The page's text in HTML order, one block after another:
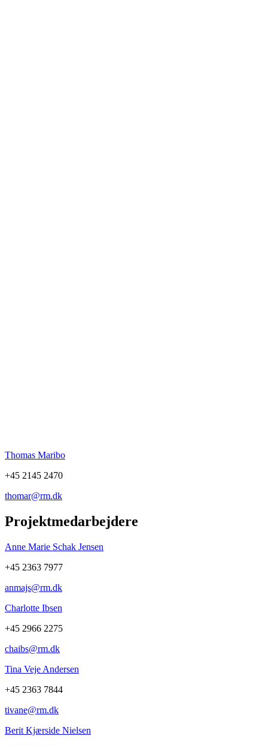
Thomas Maribo
+45 2145 2470
thomar@rm.dk
Projektmedarbejdere
Anne Marie Schak Jensen
+45 2363 7977
anmajs@rm.dk
Charlotte Ibsen
+45 2966 2275
chaibs@rm.dk
Tina Veje Andersen
+45 2363 7844
tivane@rm.dk
Berit Kjærside Nielsen